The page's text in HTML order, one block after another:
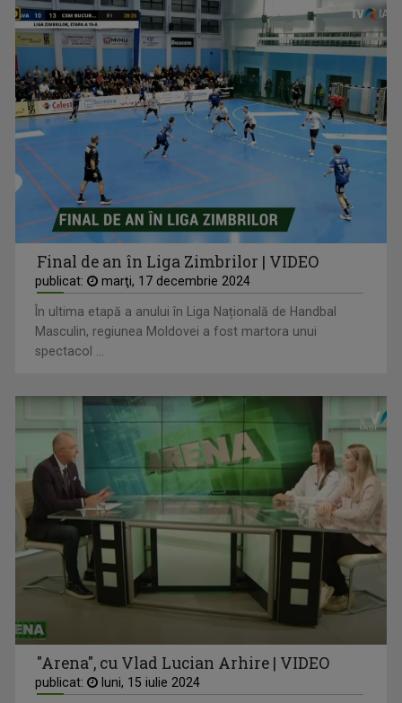
Final de an în Liga Zimbrilor | VIDEO
publicat: marţi, 17 decembrie 2024
În ultima etapă a anului în Liga Națională de Handbal
Masculin, regiunea Moldovei a fost martora unui
spectacol ...
"Arena", cu Vlad Lucian Arhire | VIDEO
publicat: luni, 15 iulie 2024